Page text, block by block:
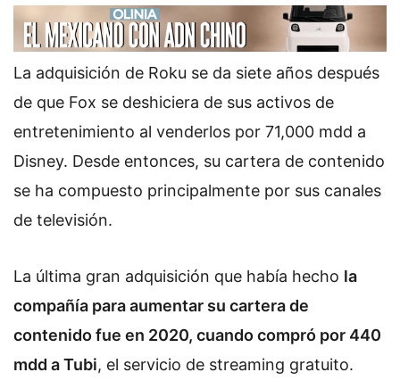
La adquisición de Roku se da siete años después
de que Fox se deshiciera de sus activos de
entretenimiento al venderlos por 71,000 mdd a
Disney. Desde entonces, su cartera de contenido
se ha compuesto principalmente por sus canales
de televisión.
La última gran adquisición que había hecho la
compañía para aumentar su cartera de
contenido fue en 2020, cuando compró por 440
mdd a Tubi, el servicio de streaming gratuito.